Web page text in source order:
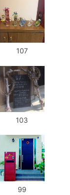
107
103
99